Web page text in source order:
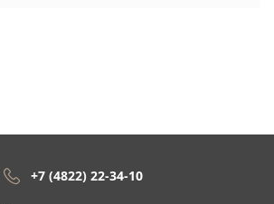
+7 (4822) 22-34-10